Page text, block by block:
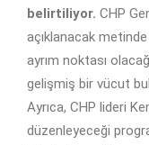
belirtiliyor. CHP
açıklanacak
ayrım noktası
gelişmiş bir vücut
Ayrıca, CHP lideri
düzenleyeceği